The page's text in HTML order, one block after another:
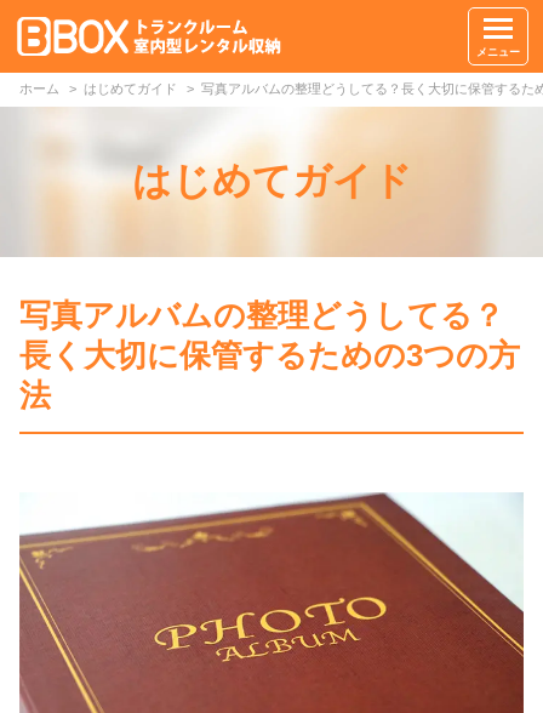
メニュー
ホーム はじめてガイド 写真アルバムの整理どうしてる？長く大切に保管するた
はじめてガイド
写真アルバムの整理どうしてる？
長く大切に保管するための3つの方
法